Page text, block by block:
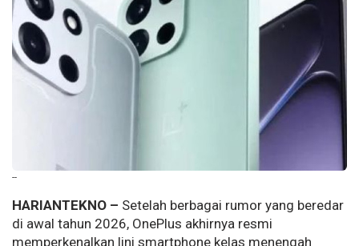
--
HARIANTEKNO – Setelah berbagai rumor yang beredar
di awal tahun 2026, OnePlus akhirnya resmi
memperkenalkan lini smartphone kelas menengah